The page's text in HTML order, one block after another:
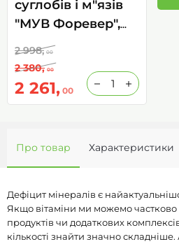
суглобів і м"язів
"МУВ Форевер",
(Forever move) 90
капс
2 261, 00
2 380, 00
2 998, 00
Про товар Характеристики
Дефіцит мінералів є
Якщо вітаміни ми можемо частково
продуктів чи додаткових
кількості знайти значно